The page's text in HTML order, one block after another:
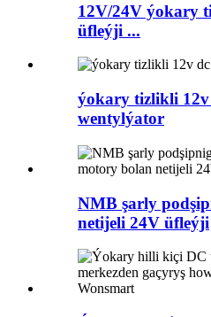
12V/24V ýokary
üfleýji ...
ýokary tizlikli
wentylýator
NMB şarly
netijeli 24V üfleýji